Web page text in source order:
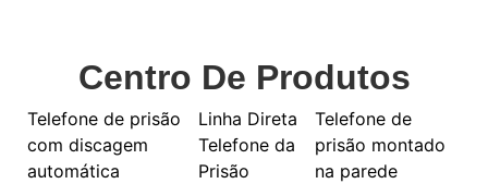
Centro De Produtos
Telefone de prisão
com discagem
automática
Linha Direta
Telefone da
Prisão
Telefone de
prisão montado
na parede